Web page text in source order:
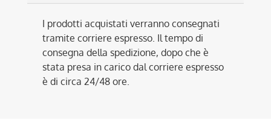
I prodotti acquistati verranno consegnati
tramite corriere espresso. Il tempo di
consegna della spedizione, dopo che è
stata presa in carico dal corriere espresso
è di circa 24/48 ore.